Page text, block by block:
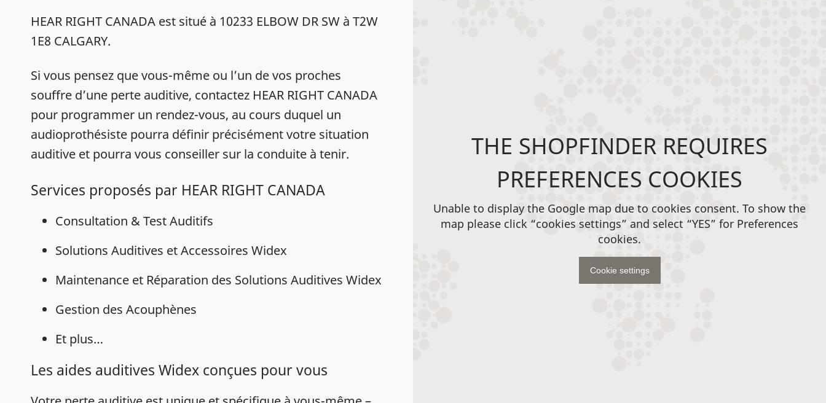
HEAR RIGHT CANADA est situé à 10233 ELBOW DR SW à T2W
1E8 CALGARY.
Si vous pensez que vous-même ou l’un de vos proches
souffre d’une perte auditive, contactez HEAR RIGHT CANADA
pour programmer un rendez-vous, au cours duquel un
audioprothésiste pourra définir précisément votre situation
auditive et pourra vous conseiller sur la conduite à tenir.
Services proposés par HEAR RIGHT CANADA
Consultation & Test Auditifs
Solutions Auditives et Accessoires Widex
Maintenance et Réparation des Solutions Auditives Widex
Gestion des Acouphènes
Et plus…
Les aides auditives Widex conçues pour vous
THE SHOPFINDER REQUIRES
PREFERENCES COOKIES
Unable to display the Google map due to cookies consent. To show the
map please click “cookies settings” and select “YES” for Preferences
cookies.
Cookie settings